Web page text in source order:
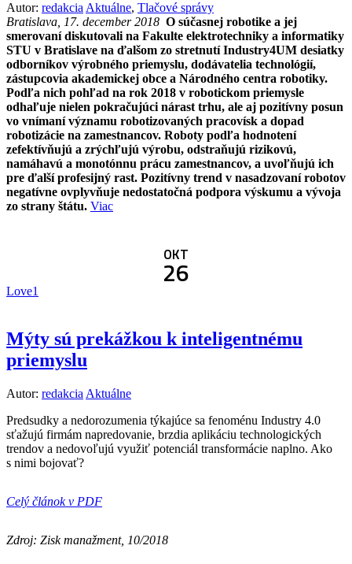
Autor: redakcia Aktuálne, Tlačové správy
Bratislava, 17. december 2018 O súčasnej robotike a jej
smerovaní diskutovali na Fakulte elektrotechniky a informatiky
STU v Bratislave na ďalšom zo stretnutí Industry4UM desiatky
odborníkov výrobného priemyslu, dodávatelia technológií,
zástupcovia akademickej obce a Národného centra robotiky.
Podľa nich pohľad na rok 2018 v robotickom priemysle
odhaľuje nielen pokračujúci nárast trhu, ale aj pozitívny posun
vo vnímaní významu robotizovaných pracovísk a dopad
robotizácie na zamestnancov. Roboty podľa hodnotení
zefektívňujú a zrýchľujú výrobu, odstraňujú rizikovú,
namáhavú a monotónnu prácu zamestnancov, a uvoľňujú ich
pre ďalší profesijný rast. Pozitívny trend v nasadzovaní robotov
negatívne ovplyvňuje nedostatočná podpora výskumu a vývoja
zo strany štátu. Viac
OKT
26
Love1
Mýty sú prekážkou k inteligentnému
priemyslu
Autor: redakcia Aktuálne
Predsudky a nedorozumenia týkajúce sa fenoménu Industry 4.0
sťažujú firmám napredovanie, brzdia aplikáciu technologických
trendov a nedovoľujú využiť potenciál transformácie naplno. Ako
s nimi bojovať?
Celý článok v PDF
Zdroj: Zisk manažment, 10/2018